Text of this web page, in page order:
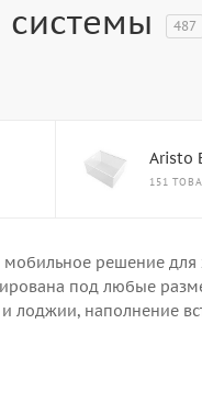
системы 487
Aristo
151
решение
под любые
лоджии, наполнение